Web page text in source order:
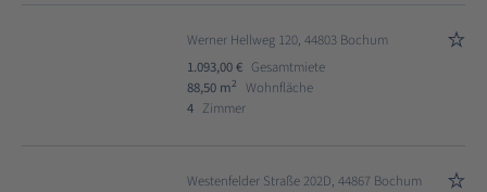
Werner Hellweg 120, 44803 Bochum
1.093,00 € Gesamtmiete
88,50 m2
Wohnfläche
4 Zimmer
Westenfelder Straße 202D, 44867 Bochum